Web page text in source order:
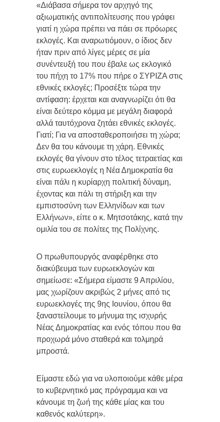
«Διάβασα σήμερα τον αρχηγό της
αξιωματικής αντιπολίτευσης που γράφει
γιατί η χώρα πρέπει να πάει σε πρόωρες
εκλογές. Και αναρωτιόμουν, ο ίδιος δεν
ήταν πριν από λίγες μέρες σε μία
συνέντευξή του που έβαλε ως εκλογικό
του πήχη το 17% που πήρε ο ΣΥΡΙΖΑ στις
εθνικές εκλογές; Προσέξτε τώρα την
αντίφαση: έρχεται και αναγνωρίζει ότι θα
είναι δεύτερο κόμμα με μεγάλη διαφορά
αλλά ταυτόχρονα ζητάει εθνικές εκλογές.
Γιατί; Για να αποσταθεροποιήσει τη χώρα;
Δεν θα του κάνουμε τη χάρη. Εθνικές
εκλογές θα γίνουν στο τέλος τετραετίας και
στις ευρωεκλογές η Νέα Δημοκρατία θα
είναι πάλι η κυρίαρχη πολιτική δύναμη,
έχοντας και πάλι τη στήριξη και την
εμπιστοσύνη των Ελληνίδων και των
Ελλήνων», είπε ο κ. Μητσοτάκης, κατά την
ομιλία του σε πολίτες της Πολίχνης.
Ο πρωθυπουργός αναφέρθηκε στο
διακύβευμα των ευρωεκλογών και
σημείωσε: «Σήμερα είμαστε 9 Απριλίου,
μας χωρίζουν ακριβώς 2 μήνες από τις
ευρωεκλογές της 9ης Ιουνίου, όπου θα
ξαναστείλουμε το μήνυμα της ισχυρής
Νέας Δημοκρατίας και ενός τόπου που θα
προχωρά μόνο σταθερά και τολμηρά
μπροστά.
Είμαστε εδώ για να υλοποιούμε κάθε μέρα
το κυβερνητικό μας πρόγραμμα και να
κάνουμε τη ζωή της κάθε μίας και του
καθενός καλύτερη».